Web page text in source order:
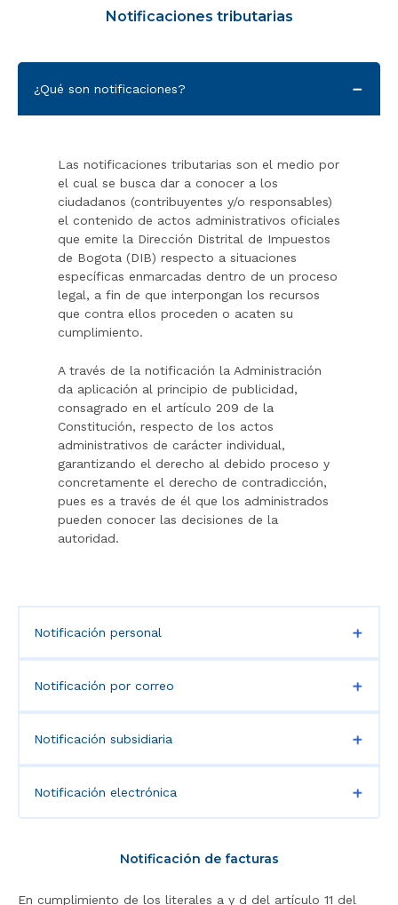
n
o
Notificaciones tributarias
Text
tabs
¿Qué son notificaciones?
Las notificaciones tributarias son el medio por
el cual se busca dar a conocer a los
ciudadanos (contribuyentes y/o responsables)
el contenido de actos administrativos oficiales
que emite la Dirección Distrital de Impuestos
de Bogota (DIB) respecto a situaciones
específicas enmarcadas dentro de un proceso
legal, a fin de que interpongan los recursos
que contra ellos proceden o acaten su
cumplimiento.
A través de la notificación la Administración
da aplicación al principio de publicidad,
consagrado en el artículo 209 de la
Constitución, respecto de los actos
administrativos de carácter individual,
garantizando el derecho al debido proceso y
concretamente el derecho de contradicción,
pues es a través de él que los administrados
pueden conocer las decisiones de la
autoridad.
Notificación personal
Notificación por correo
Notificación subsidiaria
Notificación electrónica
Notificación de facturas
En cumplimiento de los literales a y d del artículo 11 del